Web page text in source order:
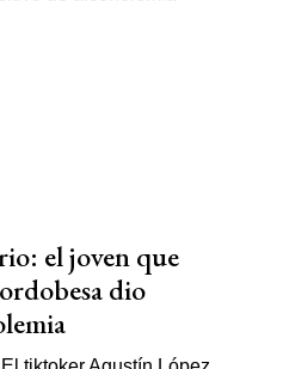
el joven que
dio